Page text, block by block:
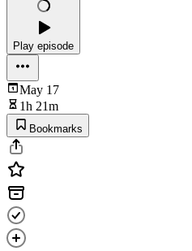
Play episode
May 17
1h 21m
Bookmarks